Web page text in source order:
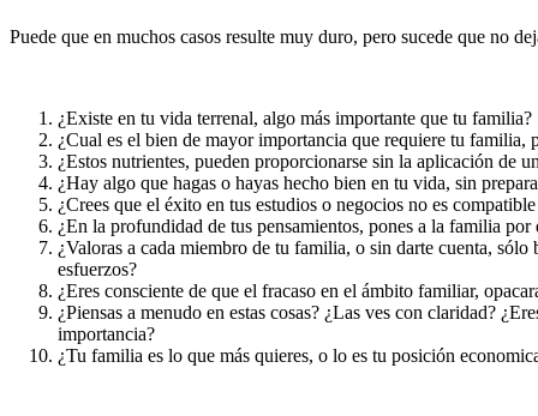
Puede que en muchos casos resulte muy duro, pero sucede que no
¿Existe en tu vida terrenal, algo más importante que tu familia?
¿Cual es el bien de mayor importancia que requiere tu familia,
¿Estos nutrientes, pueden proporcionarse sin la aplicación de
¿Hay algo que hagas o hayas hecho bien en tu vida, sin
¿Crees que el éxito en tus estudios o negocios no es
¿En la profundidad de tus pensamientos, pones a la familia
¿Valoras a cada miembro de tu familia, o sin darte cuenta,
esfuerzos?
¿Eres consciente de que el fracaso en el ámbito familiar,
¿Piensas a menudo en estas cosas? ¿Las ves con claridad?
importancia?
¿Tu familia es lo que más quieres, o lo es tu posición